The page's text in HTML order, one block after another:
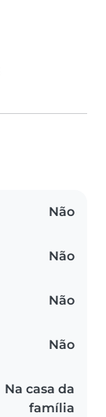
Não
Não
Não
Não
Na casa da
família